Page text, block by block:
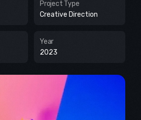
Project Type
Creative Direction
Year
2023